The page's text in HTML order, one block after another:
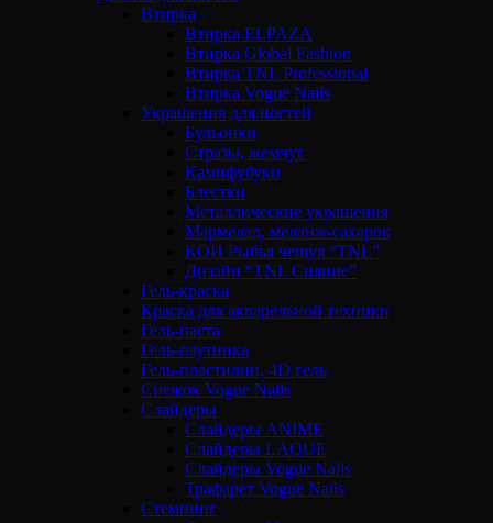
Втирка
Втирка ELPAZA
Втирка Global Fashion
Втирка TNL Professional
Втирка Vogue Nails
Украшения для ногтей
Бульонки
Стразы, жемчуг
Камифубуки
Блестки
Металлические украшения
Мармелад, меланж-сахарок
КОИ Рыбья чешуя “TNL”
Дизайн “TNL Сияние”
Гель-краска
Краска для акварельной техники
Гель-паста
Гель-паутинка
Гель-пластилин, 4D гель
Снежок Vogue Nails
Слайдеры
Слайдеры ANIME
Слайдеры LAQUE
Слайдеры Vogue Nails
Трафарет Vogue Nails
Стемпинг